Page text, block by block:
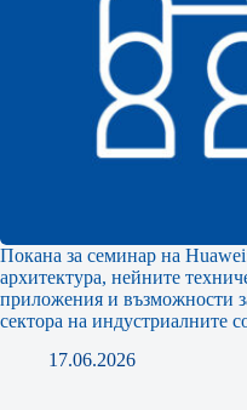
Покана за семинар на
архитектура, нейните
приложения и възможности
сектора на индустриалните
17.06.2026